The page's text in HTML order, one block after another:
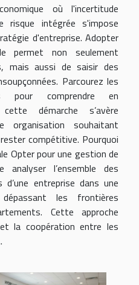
où l'incertitude
intégrée s'impose
d'entreprise. Adopter
permet non seulement
mais aussi de saisir des
Parcourez les
pour comprendre en
démarche s’avère
organisation souhaitant
compétitive. Pourquoi
Opter pour une gestion de
analyser l’ensemble des
d’une entreprise dans une
les frontières
Cette approche
la coopération entre les